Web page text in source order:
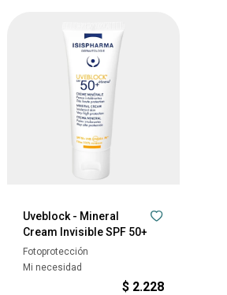
Uveblock - Mineral
Cream Invisible SPF 50+
Fotoprotección
Mi necesidad
$ 2.228